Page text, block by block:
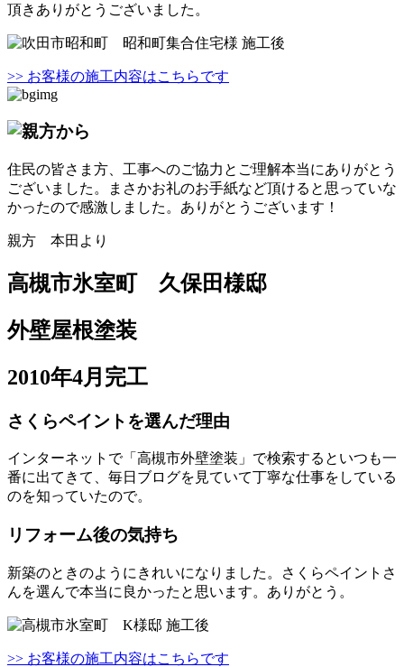
頂きありがとうございました。
>> お客様の施工内容はこちらです
住民の皆さま方、工事へのご協力とご理解本当にありがとう
ございました。まさかお礼のお手紙など頂けると思っていな
かったので感激しました。ありがとうございます！
親方 本田より
高槻市氷室町 久保田様邸
外壁屋根塗装
2010年4月完工
さくらペイントを選んだ理由
インターネットで「高槻市外壁塗装」で検索するといつも一
番に出てきて、毎日ブログを見ていて丁寧な仕事をしている
のを知っていたので。
リフォーム後の気持ち
新築のときのようにきれいになりました。さくらペイントさ
んを選んで本当に良かったと思います。ありがとう。
>> お客様の施工内容はこちらです